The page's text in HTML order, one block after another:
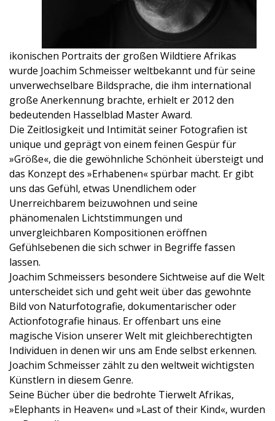
ikonischen Portraits der großen Wildtiere Afrikas
wurde Joachim Schmeisser weltbekannt und für seine
unverwechselbare Bildsprache, die ihm international
große Anerkennung brachte, erhielt er 2012 den
bedeutenden Hasselblad Master Award.
Die Zeitlosigkeit und Intimität seiner Fotografien ist
unique und geprägt von einem feinen Gespür für
»Größe«, die die gewöhnliche Schönheit übersteigt und
das Konzept des »Erhabenen« spürbar macht. Er gibt
uns das Gefühl, etwas Unendlichem oder
Unerreichbarem beizuwohnen und seine
phänomenalen Lichtstimmungen und
unvergleichbaren Kompositionen eröffnen
Gefühlsebenen die sich schwer in Begriffe fassen
lassen.
Joachim Schmeissers besondere Sichtweise auf die Welt
unterscheidet sich und geht weit über das gewohnte
Bild von Naturfotografie, dokumentarischer oder
Actionfotografie hinaus. Er offenbart uns eine
magische Vision unserer Welt mit gleichberechtigten
Individuen in denen wir uns am Ende selbst erkennen.
Joachim Schmeisser zählt zu den weltweit wichtigsten
Künstlern in diesem Genre.
Seine Bücher über die bedrohte Tierwelt Afrikas,
»Elephants in Heaven« und »Last of their Kind«, wurden